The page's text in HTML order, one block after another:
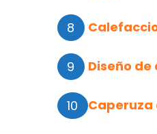
Diseño